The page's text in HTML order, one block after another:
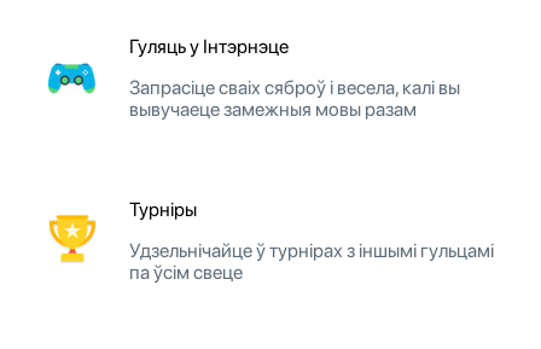
Гуляць у Інтэрнэце
Запрасіце сваіх сяброў і весела, калі вы
вывучаеце замежныя мовы разам
Турніры
Удзельнічайце ў турнірах з іншымі гульцамі
па ўсім свеце